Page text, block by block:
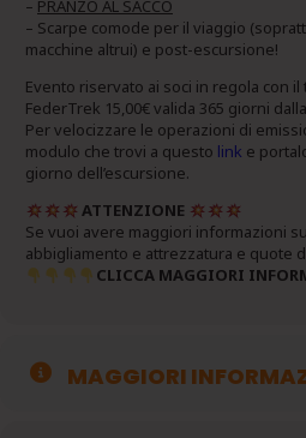
– PRANZO AL SACCO
– Scarpe comode per il viaggio
macchine altrui) e post-escursione!
Evento riservato ai soci in regola con
FederTrek 15,00€ valida 365 giorni
Per velocizzare le operazioni di
modulo che trovi a questo link e
giorno dell’escursione.
ATTENZIONE
Se vuoi avere maggiori informazioni
abbigliamento e attrezzatura e quote
CLICCA MAGGIORI
MAGGIORI